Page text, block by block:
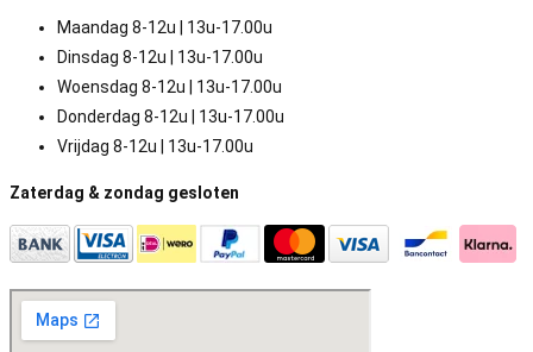
Maandag 8-12u | 13u-17.00u
Dinsdag 8-12u | 13u-17.00u
Woensdag 8-12u | 13u-17.00u
Donderdag 8-12u | 13u-17.00u
Vrijdag 8-12u | 13u-17.00u
Zaterdag & zondag gesloten